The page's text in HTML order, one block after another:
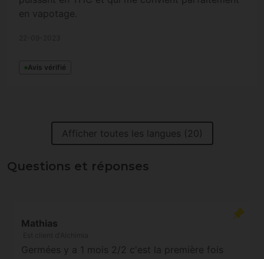
en vapotage.
Avis vérifié
Afficher toutes les langues (20)
Questions et réponses
Mathias
Germées y a 1 mois 2/2 c'est la première fois